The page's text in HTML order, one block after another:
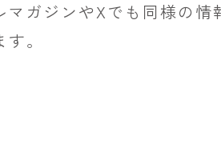
ガジンやXでも同様の情
。